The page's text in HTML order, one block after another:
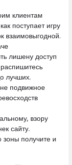
клиентам
поступает игру
взаимовыгодной.
лишену доступ
лучших.
подвижное
взору
сайту.
зоны получите и